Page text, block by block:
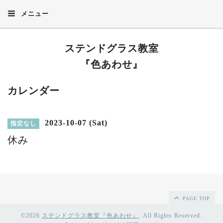
メニュー
ステンドグラス教室
『色あわせ』
カレンダー
指定なし 2023-10-07 (Sat)
休み
PAGE TOP
©2026 ステンドグラス教室『色あわせ』 . All Rights Reserved.